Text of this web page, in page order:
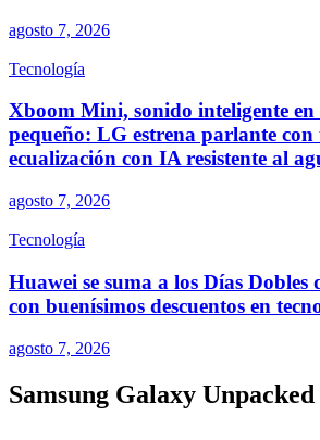
agosto 7, 2026
Tecnología
Xboom Mini, sonido inteligente
pequeño: LG estrena parlante con
ecualización con IA resistente al
agosto 7, 2026
Tecnología
Huawei se suma a los Días
con buenísimos descuentos en
agosto 7, 2026
Samsung Galaxy Unpacked